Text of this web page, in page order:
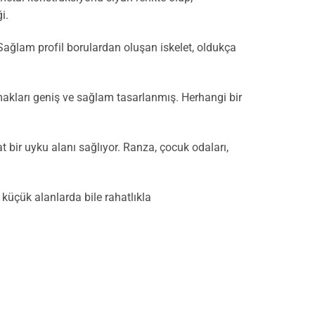
profil borulardan oluşan iskelet, oldukça
geniş ve sağlam tasarlanmış. Herhangi bir
uyku alanı sağlıyor. Ranza, çocuk odaları,
alanlarda bile rahatlıkla